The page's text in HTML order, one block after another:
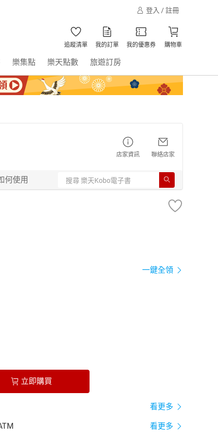
登入 / 註冊
追蹤清單 我的訂單 我的優惠券 購物車
樂集點 樂天點數 旅遊訂房
店家資訊 聯絡店家
何使用
一鍵全領
立即購買
看更多
看更多